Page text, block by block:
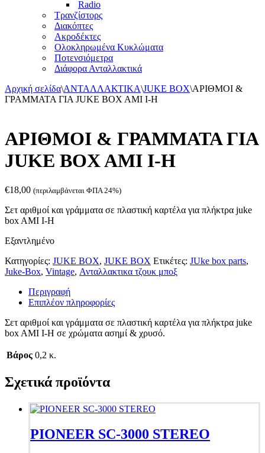
Radio
Τρανζίστορς
Διακόπτες
Ακροδέκτες
Ολοκληρωμένα Κυκλώματα
Ποτενσιόμετρα
Διάφορα Ανταλλακτικά
Αρχική σελίδα\ΑΝΤΑΛΛΑΚΤΙΚΑ\JUKE BOX\ΑΡΙΘΜΟΙ &
ΓΡΑΜΜΑΤΑ ΓΙΑ JUKE BOX AMI I-H
ΑΡΙΘΜΟΙ & ΓΡΑΜΜΑΤΑ ΓΙΑ
JUKE BOX AMI I-H
€18,00 (περιλαμβάνεται ΦΠΑ 24%)
Σετ αριθμοί και γράμματα σε πλαστική καρτέλα για πλήκτρα juke
box AMI I-H
Εξαντλημένο
Κατηγορίες: JUKE BOX, JUKE BOX Ετικέτες: JUke box parts,
Juke-Box, Vintage, Ανταλλακτικα τζουκ μποξ
Περιγραφή
Επιπλέον πληροφορίες
Σετ αριθμοί και γράμματα σε πλαστική καρτέλα για πλήκτρα juke
box AMI I-H σε χρώματα ασημί & χρυσό.
Βάρος 0,2 κ.
Σχετικά προϊόντα
PIONEER SC-3000 STEREO